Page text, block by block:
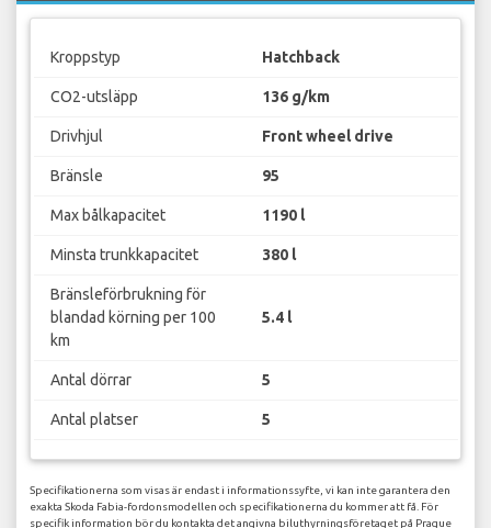
Kroppstyp Hatchback
CO2-utsläpp 136 g/km
Drivhjul Front wheel drive
Bränsle 95
Max bålkapacitet 1190 l
Minsta trunkkapacitet 380 l
Bränsleförbrukning för
blandad körning per 100
km
5.4 l
Antal dörrar 5
Antal platser 5
Specifikationerna som visas är endast i informationssyfte, vi kan inte garantera den
exakta Skoda Fabia-fordonsmodellen och specifikationerna du kommer att få. För
specifik information bör du kontakta det angivna biluthyrningsföretaget på Prague